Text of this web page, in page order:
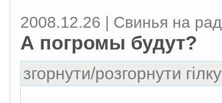
2008.12.26 | Свинья на
А погромы будут?
згорнути/розгорнути